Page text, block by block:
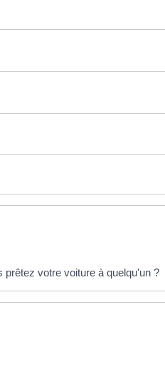
votre voiture à quelqu'un ?